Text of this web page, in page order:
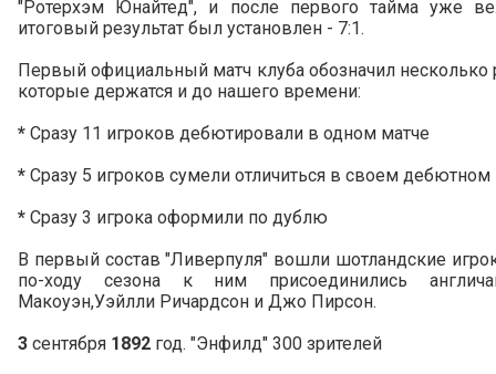
"Ротерхэм Юнайтед", и после первого тайма уже
итоговый результат был установлен - 7:1.
Первый официальный матч клуба обозначил несколько
которые держатся и до нашего времени:
* Сразу 11 игроков дебютировали в одном матче
* Сразу 5 игроков сумели отличиться в своем дебютном
* Сразу 3 игрока оформили по дублю
В первый состав "Ливерпуля" вошли шотландские
по-ходу сезона к ним присоединились
Макоуэн,Уэйлли Ричардсон и Джо Пирсон.
3 сентября 1892 год. "Энфилд" 300 зрителей